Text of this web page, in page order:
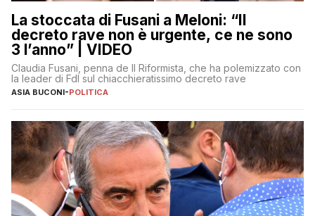
La stoccata di Fusani a Meloni: “Il
decreto rave non è urgente, ce ne sono
3 l’anno” | VIDEO
Claudia Fusani, penna de Il Riformista, che ha polemizzato con
la leader di FdI sul chiacchieratissimo decreto rave
ASIA BUCONI-POLITICA